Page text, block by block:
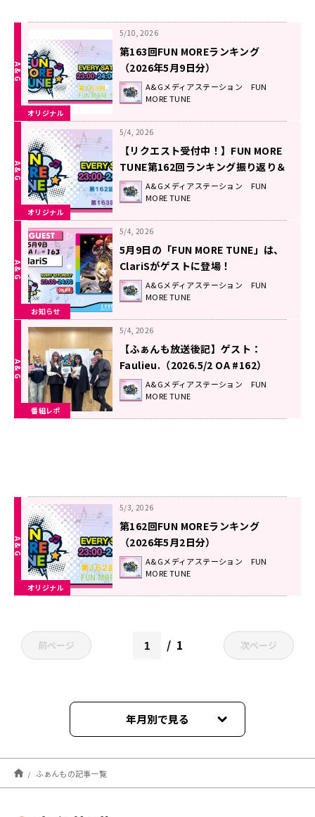
オリジナル
5/10, 2026
第163回FUN MOREランキング
（2026年5月9日分）
A&Gメディアステーション FUN
MORE TUNE
オリジナル
5/4, 2026
【リクエスト受付中！】FUN MORE
TUNE第162回ランキング振り返り＆
第163回 注目楽曲紹介
A&Gメディアステーション FUN
MORE TUNE
お知らせ
5/4, 2026
5月9日の「FUN MORE TUNE」は、
ClariSがゲストに登場！
A&Gメディアステーション FUN
MORE TUNE
番組レポ
5/4, 2026
【ふぁんも放送後記】ゲスト：
Faulieu.（2026.5/2 OA #162）
A&Gメディアステーション FUN
MORE TUNE
オリジナル
5/3, 2026
第162回FUN MOREランキング
（2026年5月2日分）
A&Gメディアステーション FUN
MORE TUNE
前ページ 1 次ページ
年月別で見る
2026年08月
2026年07月
ふぁんもの記事一覧